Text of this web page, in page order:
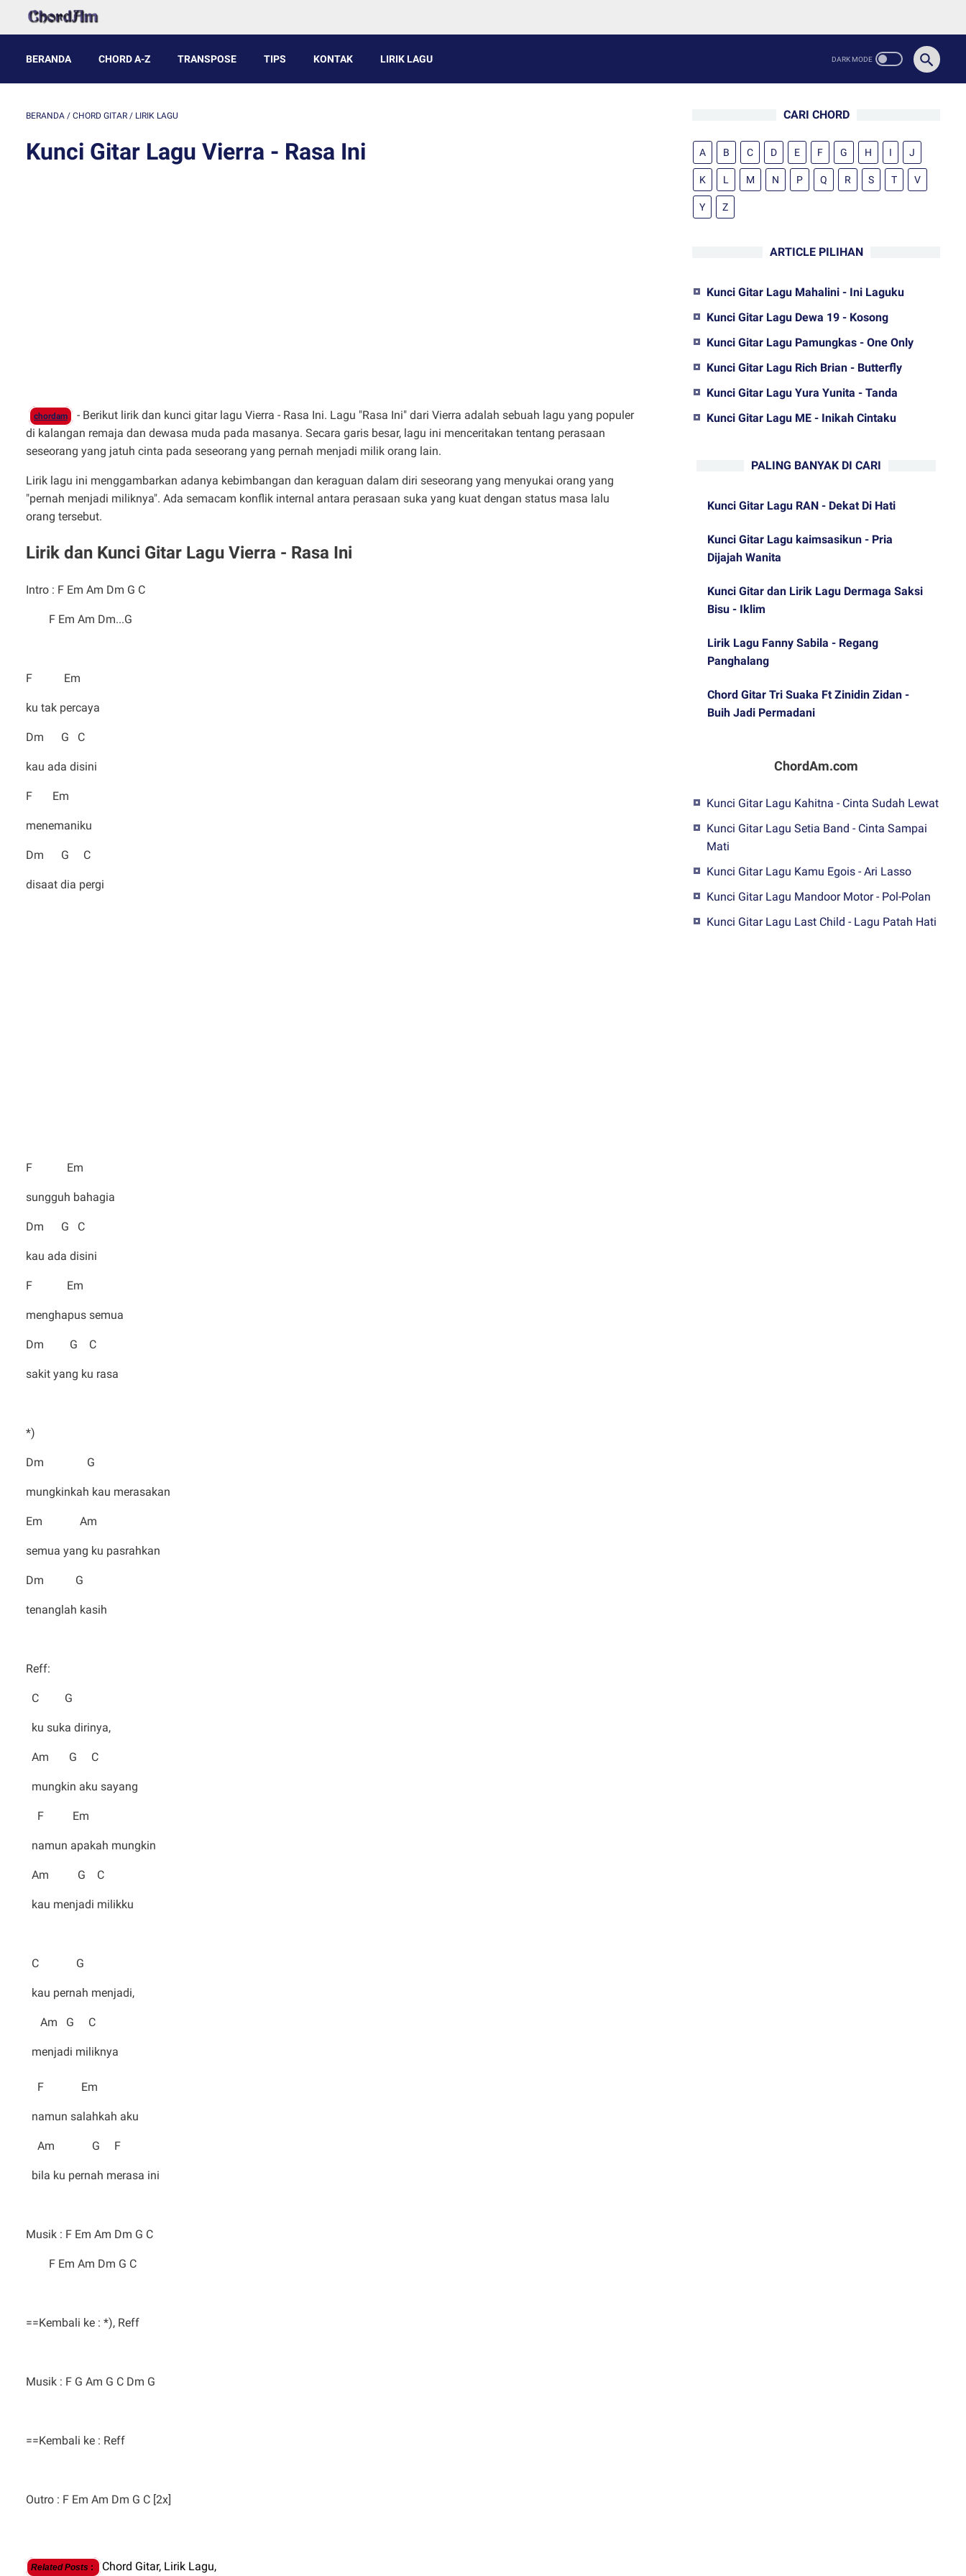
BERANDA CHORD A-Z TRANSPOSE TIPS KONTAK LIRIK LAGU
BERANDA / CHORD GITAR / LIRIK LAGU
Kunci Gitar Lagu Vierra - Rasa Ini
chordam
- Berikut lirik dan kunci gitar lagu Vierra - Rasa Ini. Lagu "Rasa Ini" dari Vierra adalah sebuah lagu yang populer
di kalangan remaja dan dewasa muda pada masanya. Secara garis besar, lagu ini menceritakan tentang perasaan
seseorang yang jatuh cinta pada seseorang yang pernah menjadi milik orang lain.
Lirik lagu ini menggambarkan adanya kebimbangan dan keraguan dalam diri seseorang yang menyukai orang yang
"pernah menjadi miliknya". Ada semacam konflik internal antara perasaan suka yang kuat dengan status masa lalu
orang tersebut.
Lirik dan Kunci Gitar Lagu Vierra - Rasa Ini
Intro : F Em Am Dm G C
F Em Am Dm...G
F Em
ku tak percaya
Dm G C
kau ada disini
F Em
menemaniku
Dm G C
disaat dia pergi
F Em
sungguh bahagia
Dm G C
kau ada disini
F Em
menghapus semua
Dm G C
sakit yang ku rasa
*)
Dm G
mungkinkah kau merasakan
Em Am
semua yang ku pasrahkan
Dm G
tenanglah kasih
Reff:
C G
ku suka dirinya,
Am G C
mungkin aku sayang
F Em
namun apakah mungkin
Am G C
kau menjadi milikku
C G
kau pernah menjadi,
Am G C
menjadi miliknya
F Em
namun salahkah aku
Am G F
bila ku pernah merasa ini
Musik : F Em Am Dm G C
F Em Am Dm G C
==Kembali ke : *), Reff
Musik : F G Am G C Dm G
==Kembali ke : Reff
Outro : F Em Am Dm G C [2x]
Related Posts : Chord Gitar, Lirik Lagu,
CARI CHORD
A B C D E F G H I J
K L M N P Q R S T V
Y Z
ARTICLE PILIHAN
Kunci Gitar Lagu Mahalini - Ini Laguku
Kunci Gitar Lagu Dewa 19 - Kosong
Kunci Gitar Lagu Pamungkas - One Only
Kunci Gitar Lagu Rich Brian - Butterfly
Kunci Gitar Lagu Yura Yunita - Tanda
Kunci Gitar Lagu ME - Inikah Cintaku
PALING BANYAK DI CARI
Kunci Gitar Lagu RAN - Dekat Di Hati
Kunci Gitar Lagu kaimsasikun - Pria
Dijajah Wanita
Kunci Gitar dan Lirik Lagu Dermaga Saksi
Bisu - Iklim
Lirik Lagu Fanny Sabila - Regang
Panghalang
Chord Gitar Tri Suaka Ft Zinidin Zidan -
Buih Jadi Permadani
ChordAm.com
Kunci Gitar Lagu Kahitna - Cinta Sudah Lewat
Kunci Gitar Lagu Setia Band - Cinta Sampai
Mati
Kunci Gitar Lagu Kamu Egois - Ari Lasso
Kunci Gitar Lagu Mandoor Motor - Pol-Polan
Kunci Gitar Lagu Last Child - Lagu Patah Hati